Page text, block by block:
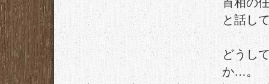
と話し
どうし
か…。